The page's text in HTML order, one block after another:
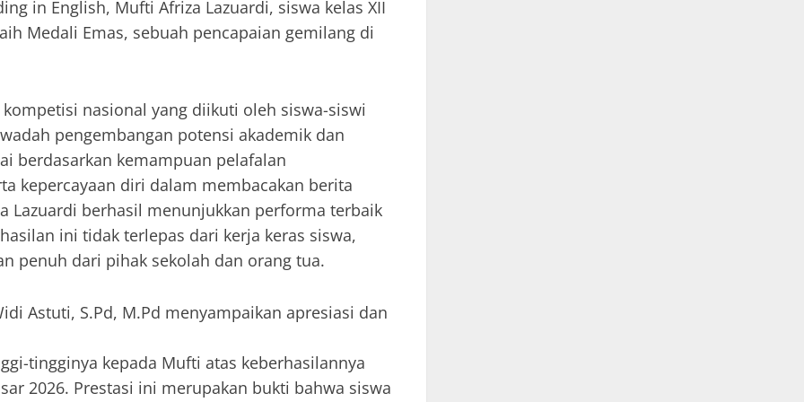
in English, Mufti Afriza Lazuardi, siswa kelas XII
Medali Emas, sebuah pencapaian gemilang di
nasional yang diikuti oleh siswa-siswi
pengembangan potensi akademik dan
berdasarkan kemampuan pelafalan
kepercayaan diri dalam membacakan berita
Lazuardi berhasil menunjukkan performa terbaik
ini tidak terlepas dari kerja keras siswa,
penuh dari pihak sekolah dan orang tua.
Astuti, S.Pd, M.Pd menyampaikan apresiasi dan
tingginya kepada Mufti atas keberhasilannya
2026. Prestasi ini merupakan bukti bahwa siswa